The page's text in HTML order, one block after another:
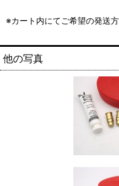
※カート内にてご希望の発送
他の写真